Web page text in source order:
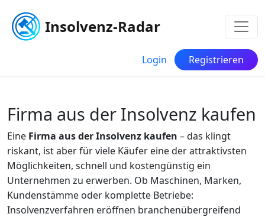
Insolvenz-Radar
Login Registrieren
Firma aus der Insolvenz kaufen
Eine Firma aus der Insolvenz kaufen – das klingt
riskant, ist aber für viele Käufer eine der attraktivsten
Möglichkeiten, schnell und kostengünstig ein
Unternehmen zu erwerben. Ob Maschinen, Marken,
Kundenstämme oder komplette Betriebe:
Insolvenzverfahren eröffnen branchenübergreifend